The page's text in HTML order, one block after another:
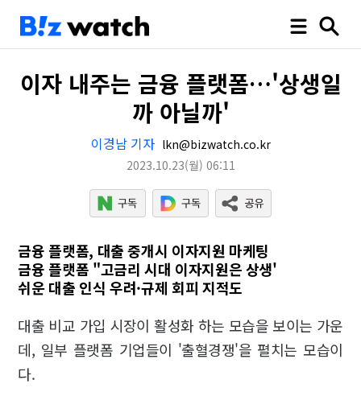
이자 내주는 금융 플랫폼…'상생일
까 아닐까'
이경남 기자 lkn@bizwatch.co.kr
2023.10.23(월) 06:11
금융 플랫폼, 대출 중개시 이자지원 마케팅
금융 플랫폼 "고금리 시대 이자지원은 상생'
쉬운 대출 인식 우려·규제 회피 지적도
대출 비교 가입 시장이 활성화 하는 모습을 보이는 가운
데, 일부 플랫폼 기업들이 '출혈경쟁'을 펼치는 모습이
다.